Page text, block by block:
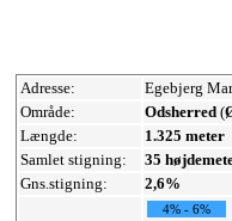
Adresse:
Egebjerg
Område:
Odsherred (
Længde:
1.325 meter
Samlet stigning:
35
Gns.stigning:
2,6%
4% - 6%